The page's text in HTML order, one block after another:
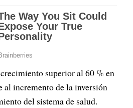
superior al 60 % en
al incremento de la inversión
del sistema de salud.